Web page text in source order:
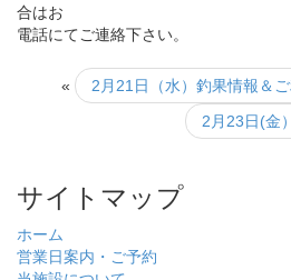
合はお
電話にてご連絡下さい。
«
2月21日（水）釣果情報＆
2月23日(金
サイトマップ
ホーム
営業日案内・ご予約